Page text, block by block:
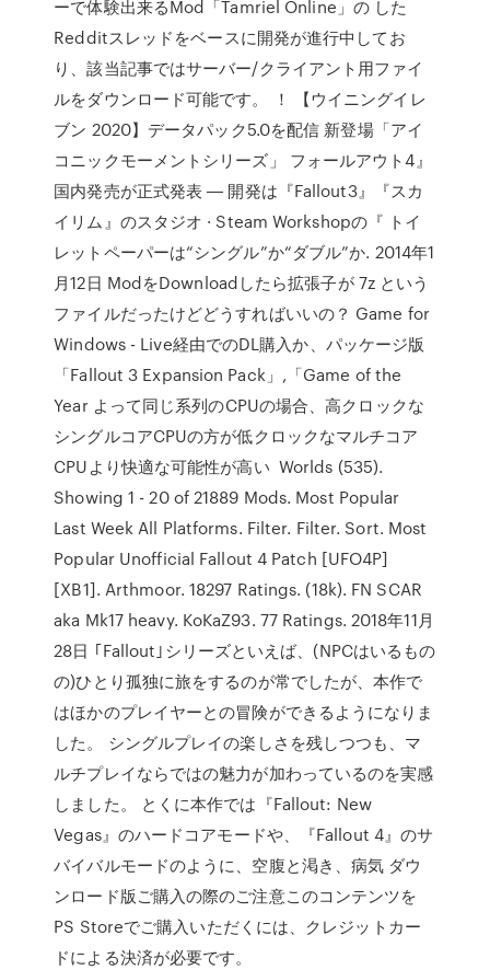
ーで体験出来るMod「Tamriel Online」の した
Redditスレッドをベースに開発が進行中してお
り、該当記事ではサーバー/クライアント用ファイ
ルをダウンロード可能です。 ！ 【ウイニングイレ
ブン 2020】データパック5.0を配信 新登場「アイ
コニックモーメントシリーズ」 フォールアウト4』
国内発売が正式発表 ― 開発は『Fallout3』『スカ
イリム』のスタジオ · Steam Workshopの『 トイ
レットペーパーは“シングル”か“ダブル”か. 2014年1
月12日 ModをDownloadしたら拡張子が 7z という
ファイルだったけどどうすればいいの？ Game for
Windows - Live経由でのDL購入か、パッケージ版
「Fallout 3 Expansion Pack」,「Game of the
Year よって同じ系列のCPUの場合、高クロックな
シングルコアCPUの方が低クロックなマルチコア
CPUより快適な可能性が高い Worlds (535).
Showing 1 - 20 of 21889 Mods. Most Popular
Last Week All Platforms. Filter. Filter. Sort. Most
Popular Unofficial Fallout 4 Patch [UFO4P]
[XB1]. Arthmoor. 18297 Ratings. (18k). FN SCAR
aka Mk17 heavy. KoKaZ93. 77 Ratings. 2018年11月
28日 ｢Fallout｣シリーズといえば、(NPCはいるもの
の)ひとり孤独に旅をするのが常でしたが、本作で
はほかのプレイヤーとの冒険ができるようになりま
した。 シングルプレイの楽しさを残しつつも、マ
ルチプレイならではの魅力が加わっているのを実感
しました。 とくに本作では『Fallout: New
Vegas』のハードコアモードや、『Fallout 4』のサ
バイバルモードのように、空腹と渇き、病気 ダウ
ンロード版ご購入の際のご注意このコンテンツを
PS Storeでご購入いただくには、クレジットカー
ドによる決済が必要です。